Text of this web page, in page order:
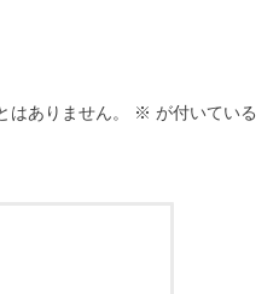
ありません。 ※ が付いている